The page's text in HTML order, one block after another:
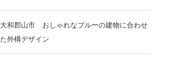
大和郡山市 おしゃれなブルーの建物に合わせ
た外構デザイン